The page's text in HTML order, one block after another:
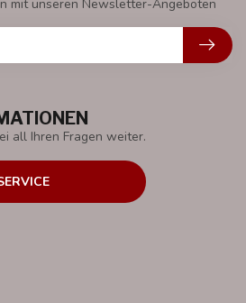
all Ihren Fragen weiter.
mit unseren Newsletter-Angeboten